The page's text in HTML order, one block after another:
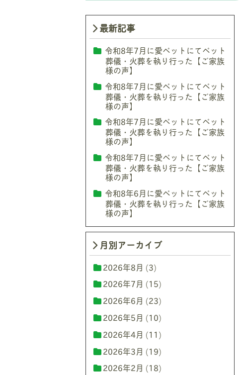
最新記事
令和8年7月に愛ペットにてペット
葬儀・火葬を執り行った【ご家族
様の声】
令和8年7月に愛ペットにてペット
葬儀・火葬を執り行った【ご家族
様の声】
令和8年7月に愛ペットにてペット
葬儀・火葬を執り行った【ご家族
様の声】
令和8年7月に愛ペットにてペット
葬儀・火葬を執り行った【ご家族
様の声】
令和8年6月に愛ペットにてペット
葬儀・火葬を執り行った【ご家族
様の声】
月別アーカイブ
2026年8月 (3)
2026年7月 (15)
2026年6月 (23)
2026年5月 (10)
2026年4月 (11)
2026年3月 (19)
2026年2月 (18)